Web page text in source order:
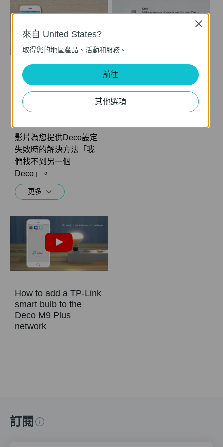
無法設定子Deco並卡
在「我們找不到另一
個 Deco」怎麼辦？
影片為您提供Deco設定
失敗時的解決方法「我
們找不到另一個
Deco」。
更多
如果我無法設定主
Deco並卡在「我們找
不到 Deco」怎麼辦？
How to add a TP-Link
smart bulb to the
Deco M9 Plus
network
訂閱
來自 United States?
取得您的地區產品、活動和服務。
前往
其他選項
Close